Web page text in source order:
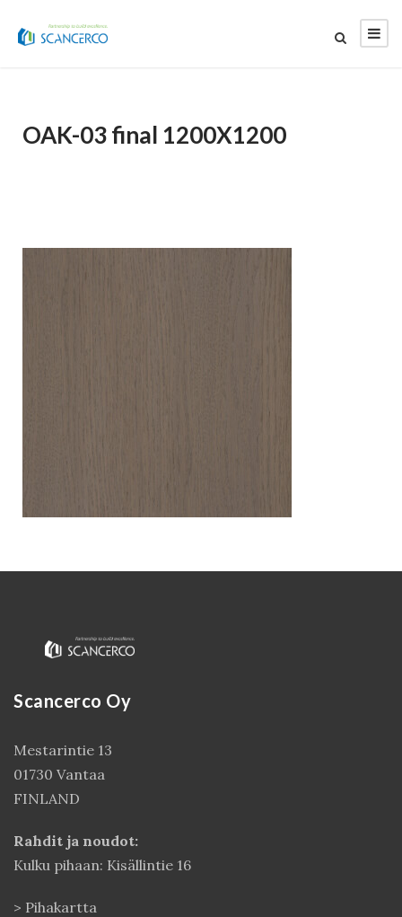
OAK-03 final 1200X1200
Scancerco Oy
Mestarintie 13
01730 Vantaa
FINLAND
Rahdit ja noudot:
Kulku pihaan: Kisällintie 16
> Pihakartta